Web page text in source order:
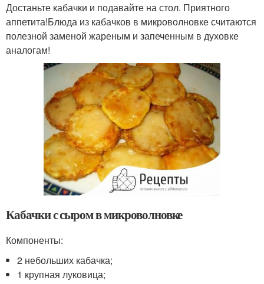
Достаньте кабачки и подавайте на стол. Приятного
аппетита!Блюда из кабачков в микроволновке считаются
полезной заменой жареным и запеченным в духовке
аналогам!
Кабачки с сыром в микроволновке
Компоненты:
2 небольших кабачка;
1 крупная луковица;